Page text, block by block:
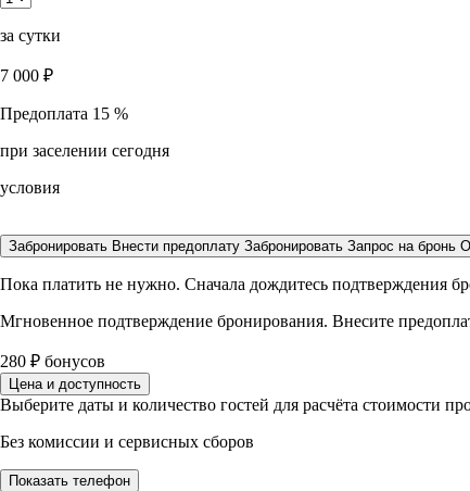
за сутки
7 000 ₽
Предоплата 15 %
при заселении сегодня
условия
Забронировать Внести предоплату Забронировать Запрос на бронь
Пока платить не нужно. Сначала дождитесь подтверждения
Мгновенное подтверждение бронирования. Внесите
280 ₽ бонусов
Цена и доступность
Выберите даты и количество гостей для расчёта стоимости
Без комиссии и сервисных сборов
Показать телефон